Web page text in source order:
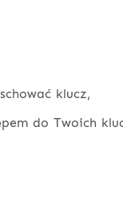
klucz,
do Twoich